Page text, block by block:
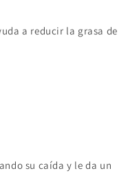
a reducir la grasa de
su caída y le da un